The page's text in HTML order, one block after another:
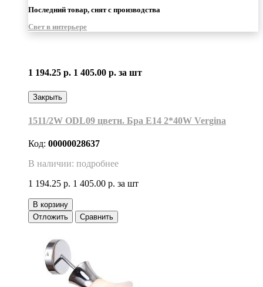
Последний товар, снят с производства
Свет в интерьере
1 194.25 р. 1 405.00 р. за шт
Закрыть
1511/2W ODL09 цветн. Бра Е14 2*40W Vergina
Код: 00000028637
В наличии: подробнее
1 194.25 р. 1 405.00 р. за шт
В корзину
Отложить
Сравнить